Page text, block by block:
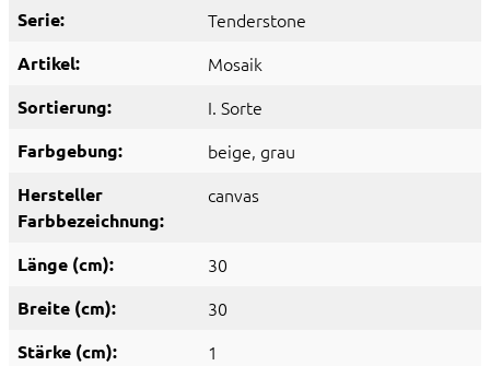
Serie: Tenderstone
Artikel: Mosaik
Sortierung: I. Sorte
Farbgebung: beige, grau
Hersteller
Farbbezeichnung:
canvas
Länge (cm): 30
Breite (cm): 30
Stärke (cm): 1